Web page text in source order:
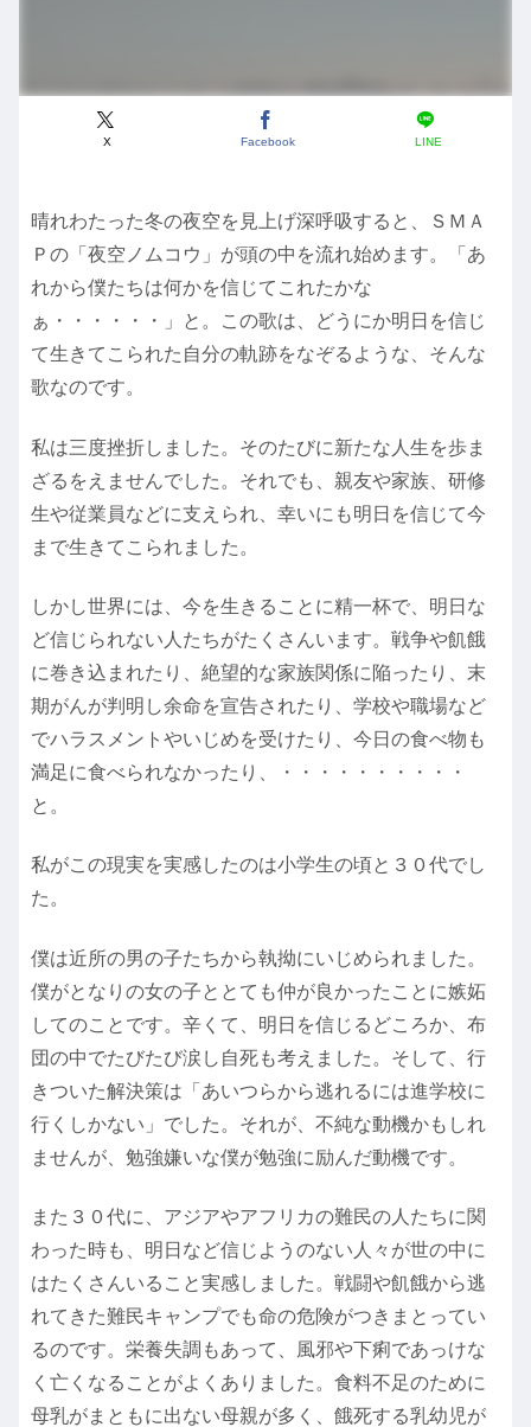
X Facebook LINE
晴れわたった冬の夜空を見上げ深呼吸すると、ＳＭＡ
Ｐの「夜空ノムコウ」が頭の中を流れ始めます。「あ
れから僕たちは何かを信じてこれたかな
ぁ・・・・・・」と。この歌は、どうにか明日を信じ
て生きてこられた自分の軌跡をなぞるような、そんな
歌なのです。
私は三度挫折しました。そのたびに新たな人生を歩ま
ざるをえませんでした。それでも、親友や家族、研修
生や従業員などに支えられ、幸いにも明日を信じて今
まで生きてこられました。
しかし世界には、今を生きることに精一杯で、明日な
ど信じられない人たちがたくさんいます。戦争や飢餓
に巻き込まれたり、絶望的な家族関係に陥ったり、末
期がんが判明し余命を宣告されたり、学校や職場など
でハラスメントやいじめを受けたり、今日の食べ物も
満足に食べられなかったり、・・・・・・・・・・
と。
私がこの現実を実感したのは小学生の頃と３０代でし
た。
僕は近所の男の子たちから執拗にいじめられました。
僕がとなりの女の子ととても仲が良かったことに嫉妬
してのことです。辛くて、明日を信じるどころか、布
団の中でたびたび涙し自死も考えました。そして、行
きついた解決策は「あいつらから逃れるには進学校に
行くしかない」でした。それが、不純な動機かもしれ
ませんが、勉強嫌いな僕が勉強に励んだ動機です。
また３０代に、アジアやアフリカの難民の人たちに関
わった時も、明日など信じようのない人々が世の中に
はたくさんいること実感しました。戦闘や飢餓から逃
れてきた難民キャンプでも命の危険がつきまとってい
るのです。栄養失調もあって、風邪や下痢であっけな
く亡くなることがよくありました。食料不足のために
母乳がまともに出ない母親が多く、餓死する乳幼児が